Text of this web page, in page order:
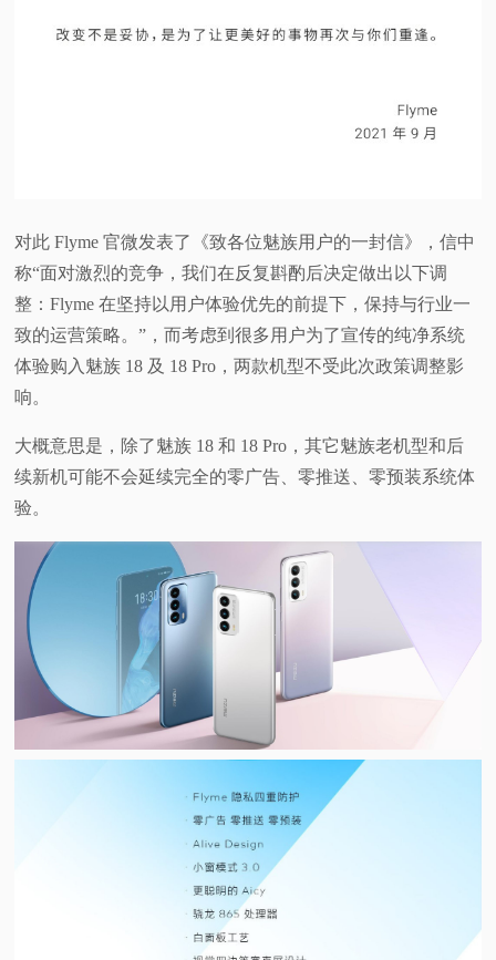
对此 Flyme 官微发表了《致各位魅族用户的一封信》，信中
称“面对激烈的竞争，我们在反复斟酌后决定做出以下调
整：Flyme 在坚持以用户体验优先的前提下，保持与行业一
致的运营策略。”，而考虑到很多用户为了宣传的纯净系统
体验购入魅族 18 及 18 Pro，两款机型不受此次政策调整影
响。
大概意思是，除了魅族 18 和 18 Pro，其它魅族老机型和后
续新机可能不会延续完全的零广告、零推送、零预装系统体
验。